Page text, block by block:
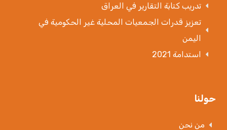
تدريب كتابة التقارير في العراق
تعزيز قدرات الجمعيات المحلية غير الحكومية في
اليمن
استدامة 2021
حولنا
من نحن